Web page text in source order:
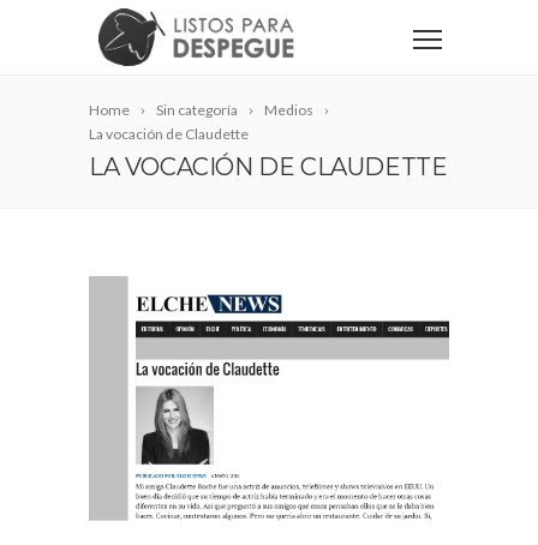
Home Sin categoría
Medios
La vocación de Claudette
LA VOCACIÓN DE CLAUDETTE